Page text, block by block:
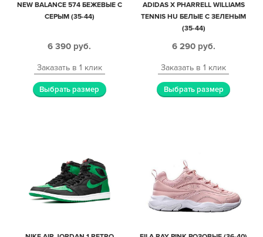
NEW BALANCE 574 БЕЖЕВЫЕ С
СЕРЫМ (35-44)
6 390 руб.
Заказать в 1 клик
Выбрать размер
ADIDAS X PHARRELL WILLIAMS
TENNIS HU БЕЛЫЕ С ЗЕЛЕНЫМ
(35-44)
6 290 руб.
Заказать в 1 клик
Выбрать размер